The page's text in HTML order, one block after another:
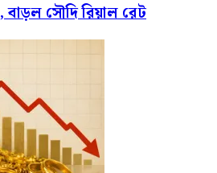
সৌদি রিয়াল রেট